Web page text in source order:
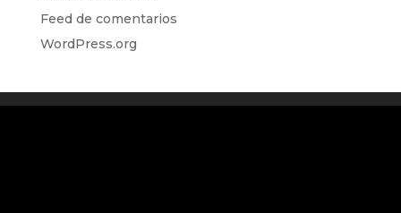
Feed de comentarios
WordPress.org